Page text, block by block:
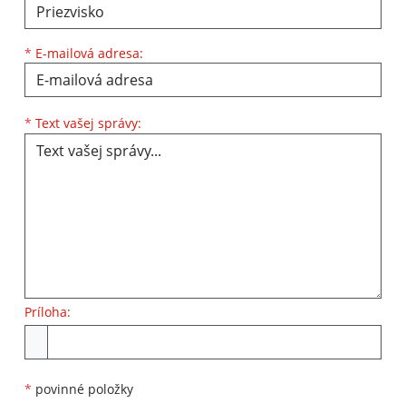
* E-mailová adresa:
* Text vašej správy:
Príloha:
* povinné položky